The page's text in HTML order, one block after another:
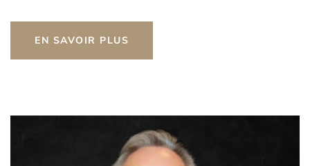
EN SAVOIR PLUS